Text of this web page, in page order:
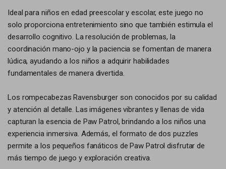
Ideal para niños en edad preescolar y escolar, este juego no
solo proporciona entretenimiento sino que también estimula el
desarrollo cognitivo. La resolución de problemas, la
coordinación mano-ojo y la paciencia se fomentan de manera
lúdica, ayudando a los niños a adquirir habilidades
fundamentales de manera divertida.
Los rompecabezas Ravensburger son conocidos por su calidad
y atención al detalle. Las imágenes vibrantes y llenas de vida
capturan la esencia de Paw Patrol, brindando a los niños una
experiencia inmersiva. Además, el formato de dos puzzles
permite a los pequeños fanáticos de Paw Patrol disfrutar de
más tiempo de juego y exploración creativa.